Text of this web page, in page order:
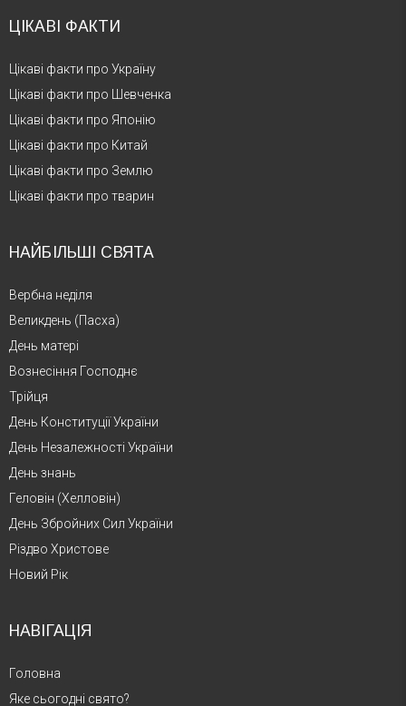
ЦІКАВІ ФАКТИ
Цікаві факти про Україну
Цікаві факти про Шевченка
Цікаві факти про Японію
Цікаві факти про Китай
Цікаві факти про Землю
Цікаві факти про тварин
НАЙБІЛЬШІ СВЯТА
Вербна неділя
Великдень (Пасха)
День матері
Вознесіння Господнє
Трійця
День Конституції України
День Незалежності України
День знань
Геловін (Хелловін)
День Збройних Сил України
Різдво Христове
Новий Рік
НАВІГАЦІЯ
Головна
Яке сьогодні свято?